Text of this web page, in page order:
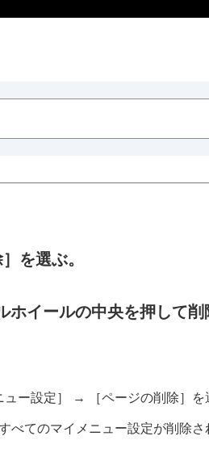
定）
を選ぶ。
イールの中央を押して削
ュー設定］ → ［ページの削除］ を
べてのマイメニュー設定が削除さ